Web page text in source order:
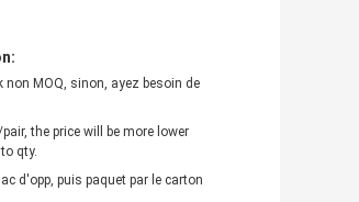
non MOQ, sinon, ayez besoin de
the price will be more lower
qty.
d'opp, puis paquet par le carton